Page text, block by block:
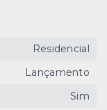
Residencial
Lançamento
Sim